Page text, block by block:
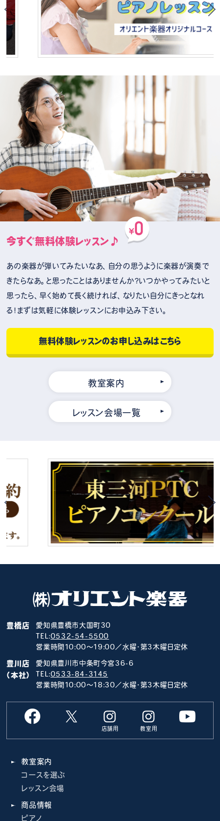
今すぐ無料体験レッスン♪
あの楽器が弾いてみたいなあ、自分の思うように楽器が演奏で
きたらなあ。と思ったことはありませんか？いつかやってみたいと
思ったら、早く始めて長く続ければ、なりたい自分にきっとなれ
る！まずは気軽に体験レッスンにお申込み下さい。
無料体験レッスンのお申し込みはこちら
教室案内
レッスン会場一覧
豊橋店
愛知県豊橋市大国町30
TEL:0532-54-5500
営業時間10:00～19:00／水曜･第3木曜日定休
豊川店
（本社）
愛知県豊川市中条町今宮36-6
TEL:0533-84-3145
営業時間10:00～18:30／水曜･第3木曜日定休
店舗用 教室用
教室案内
コースを選ぶ
レッスン会場
商品情報
ピアノ